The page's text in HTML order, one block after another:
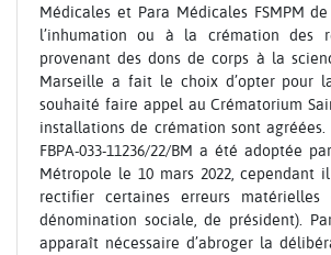
Médicales et Para Médicales FSMPM
l’inhumation ou à la crémation des
provenant des dons de corps à la
Marseille a fait le choix d’opter pour
souhaité faire appel au Crématorium
installations de crémation sont
FBPA-033-11236/22/BM a été adoptée
Métropole le 10 mars 2022, cependant
rectifier certaines erreurs matérielles
dénomination sociale, de président).
apparaît nécessaire d’abroger la